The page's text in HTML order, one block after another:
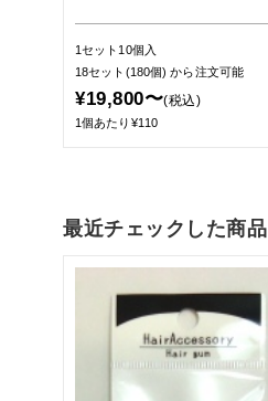
1セット10個入
18セット(180個)から注文可能
¥19,800〜(税込)
1個あたり¥110
最近チェックした商品